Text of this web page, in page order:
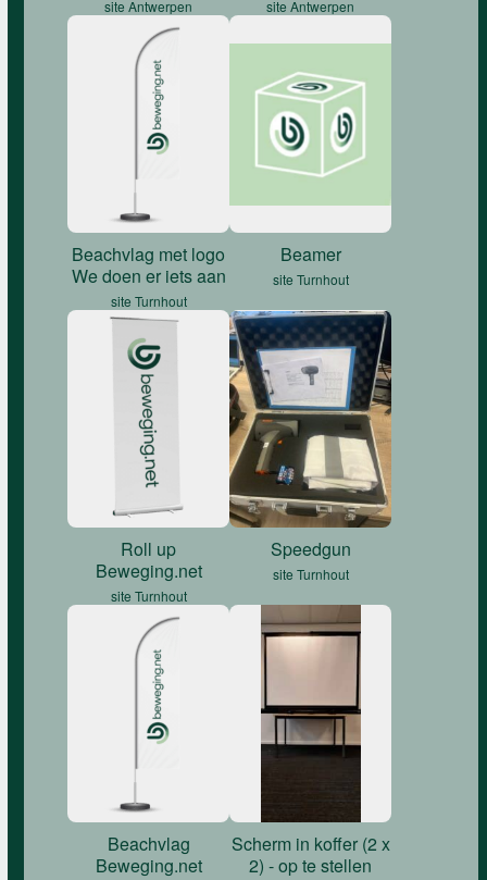
site Antwerpen site Antwerpen
Beachvlag met logo
We doen er iets aan
site Turnhout
Beamer
site Turnhout
Roll up
Beweging.net
site Turnhout
Speedgun
site Turnhout
Beachvlag
Beweging.net
Scherm in koffer (2 x
2) - op te stellen